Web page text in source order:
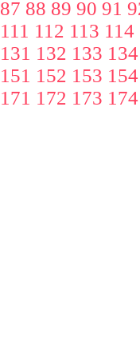
87 88 89 90 91
111 112 113 114
131 132 133 134
151 152 153 154
171 172 173 174